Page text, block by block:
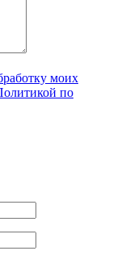
моих
по